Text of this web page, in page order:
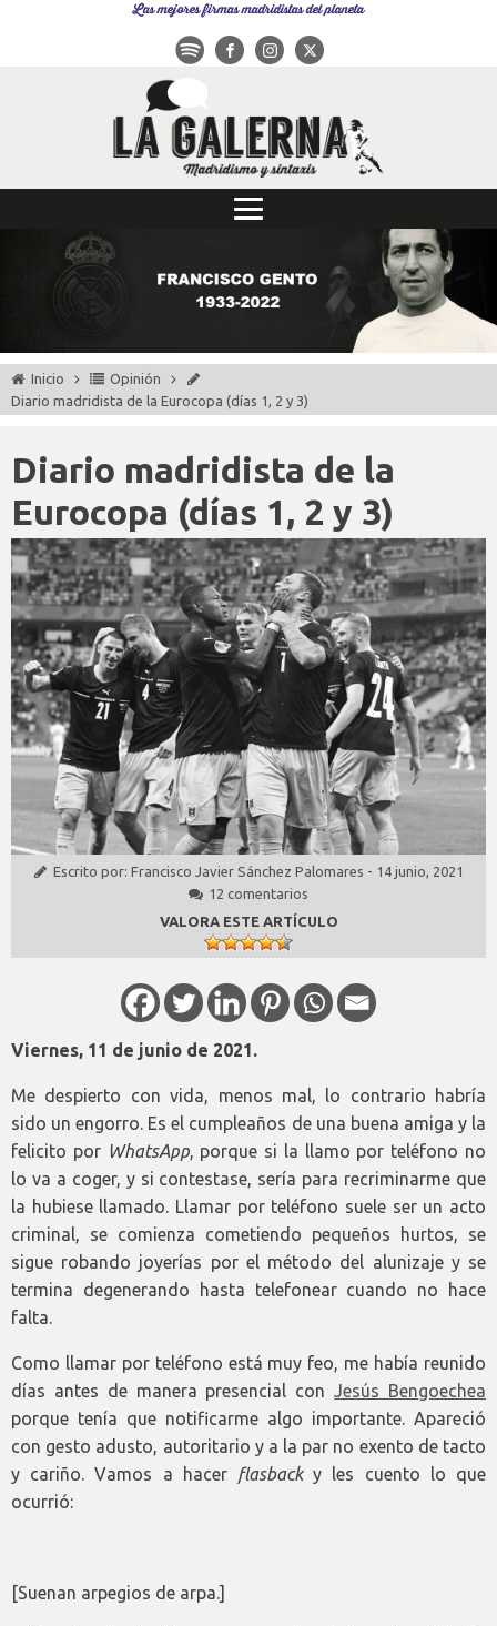
Las mejores firmas madridistas del planeta
Inicio
Opinión
Diario madridista de la Eurocopa (días 1, 2 y 3)
Diario madridista de la
Eurocopa (días 1, 2 y 3)
Escrito por: Francisco Javier Sánchez Palomares - 14 junio, 2021
12 comentarios
VALORA ESTE ARTÍCULO
Viernes, 11 de junio de 2021.
Me despierto con vida, menos mal, lo contrario habría
sido un engorro. Es el cumpleaños de una buena amiga y la
felicito por WhatsApp, porque si la llamo por teléfono no
lo va a coger, y si contestase, sería para recriminarme que
la hubiese llamado. Llamar por teléfono suele ser un acto
criminal, se comienza cometiendo pequeños hurtos, se
sigue robando joyerías por el método del alunizaje y se
termina degenerando hasta telefonear cuando no hace
falta.
Como llamar por teléfono está muy feo, me había reunido
días antes de manera presencial conJesús Bengoechea
porque tenía que notificarme algo importante. Apareció
con gesto adusto, autoritario y a la par no exento de tacto
y cariño. Vamos a hacer flasbacky les cuento lo que
ocurrió:
[Suenan arpegios de arpa.]